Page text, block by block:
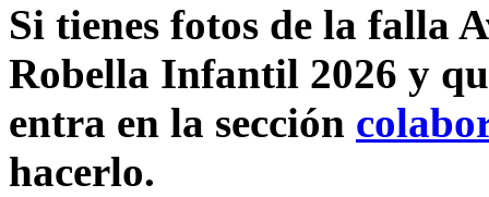
Si tienes fotos de la falla
Robella Infantil 2026 y
entra en la sección
hacerlo.